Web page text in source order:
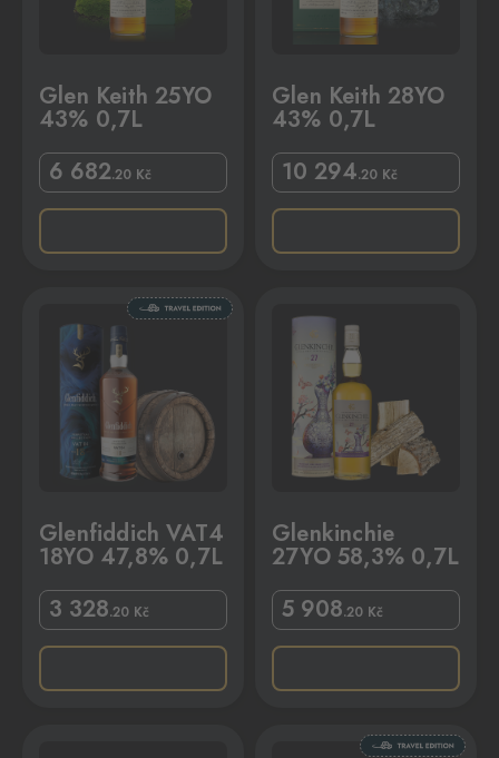
Glen Keith 25YO
43% 0,7L
6 682.20 Kč
Glen Keith 28YO
43% 0,7L
10 294.20 Kč
Glenfiddich VAT4
18YO 47,8% 0,7L
3 328.20 Kč
Glenkinchie
27YO 58,3% 0,7L
5 908.20 Kč
Glenkinchie 27YO 58,3% 0,7L